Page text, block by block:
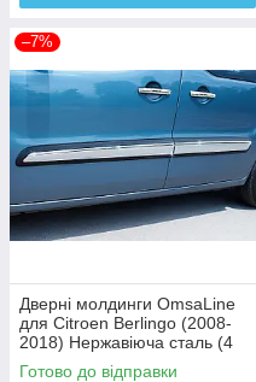
–7%
Дверні молдинги OmsaLine
для Citroen Berlingo (2008-
2018) Нержавіюча сталь (4
шт.)
Готово до відправки